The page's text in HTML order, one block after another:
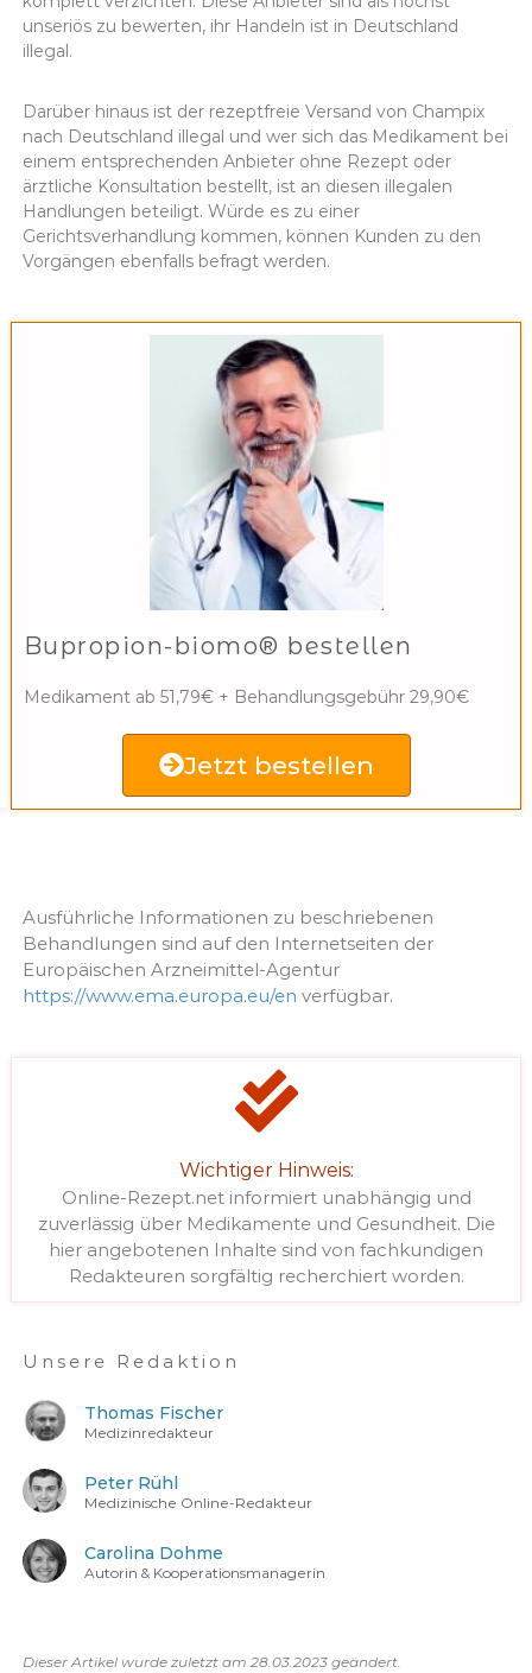
unseriös zu bewerten, ihr Handeln ist in Deutschland
illegal.
Darüber hinaus ist der rezeptfreie Versand von Champix
nach Deutschland illegal und wer sich das Medikament bei
einem entsprechenden Anbieter ohne Rezept oder
ärztliche Konsultation bestellt, ist an diesen illegalen
Handlungen beteiligt. Würde es zu einer
Gerichtsverhandlung kommen, können Kunden zu den
Vorgängen ebenfalls befragt werden.
Bupropion-biomo® bestellen
Medikament ab 51,79€ + Behandlungsgebühr 29,90€
Jetzt bestellen
Ausführliche Informationen zu beschriebenen
Behandlungen sind auf den Internetseiten der
Europäischen Arzneimittel-Agentur
https://www.ema.europa.eu/en verfügbar.
Wichtiger Hinweis:
Online-Rezept.net informiert unabhängig und
zuverlässig über Medikamente und Gesundheit. Die
hier angebotenen Inhalte sind von fachkundigen
Redakteuren sorgfältig recherchiert worden.
Unsere Redaktion
Thomas Fischer
Medizinredakteur
Peter Rühl
Medizinische Online-Redakteur
Carolina Dohme
Autorin & Kooperationsmanagerin
Dieser Artikel wurde zuletzt am 28.03.2023 geändert.